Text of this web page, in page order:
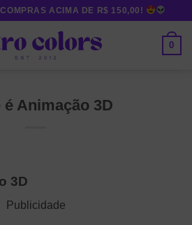
ACIMA DE R$ 150,00!
0
é Animação 3D
3D
Publicidade